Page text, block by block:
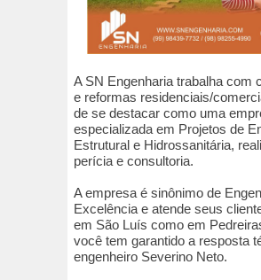
A SN Engenharia trabalha com
e reformas residenciais/
de se destacar como uma
especializada em Projetos de
Estrutural e Hidrossanitária,
perícia e consultoria.
A empresa é sinônimo de
Excelência e atende seus
em São Luís como em
você tem garantido a resposta
engenheiro Severino Neto.